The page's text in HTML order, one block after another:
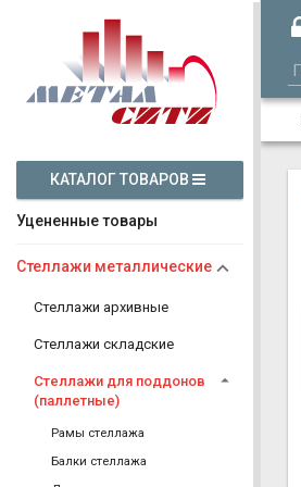
КАТАЛОГ ТОВАРОВ
Уцененные товары
Стеллажи металлические
Стеллажи архивные
Стеллажи складские
Стеллажи для поддонов
(паллетные)
Рамы стеллажа
Балки стеллажа